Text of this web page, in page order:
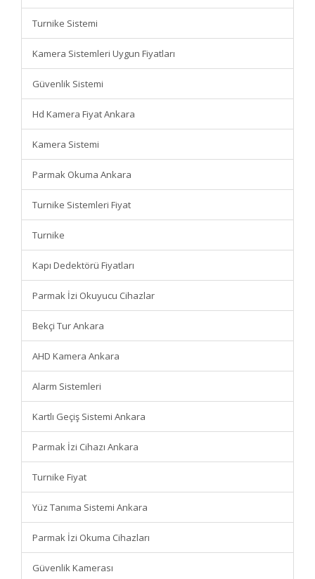
Turnike Sistemi
Kamera Sistemleri Uygun Fiyatları
Güvenlik Sistemi
Hd Kamera Fiyat Ankara
Kamera Sistemi
Parmak Okuma Ankara
Turnike Sistemleri Fiyat
Turnike
Kapı Dedektörü Fiyatları
Parmak İzi Okuyucu Cihazlar
Bekçi Tur Ankara
AHD Kamera Ankara
Alarm Sistemleri
Kartlı Geçiş Sistemi Ankara
Parmak İzi Cihazı Ankara
Turnike Fiyat
Yüz Tanıma Sistemi Ankara
Parmak İzi Okuma Cihazları
Güvenlik Kamerası